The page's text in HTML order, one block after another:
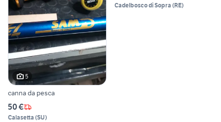
5
canna da pesca
50 €
Calasetta (SU)
Cadelbosco di Sopra (RE)